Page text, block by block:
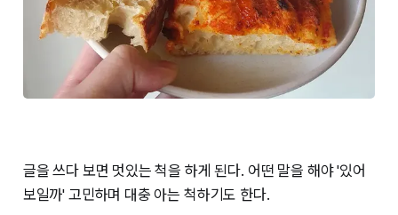
글을 쓰다 보면 멋있는 척을 하게 된다. 어떤 말을 해야 '있어
보일까' 고민하며 대충 아는 척하기도 한다.